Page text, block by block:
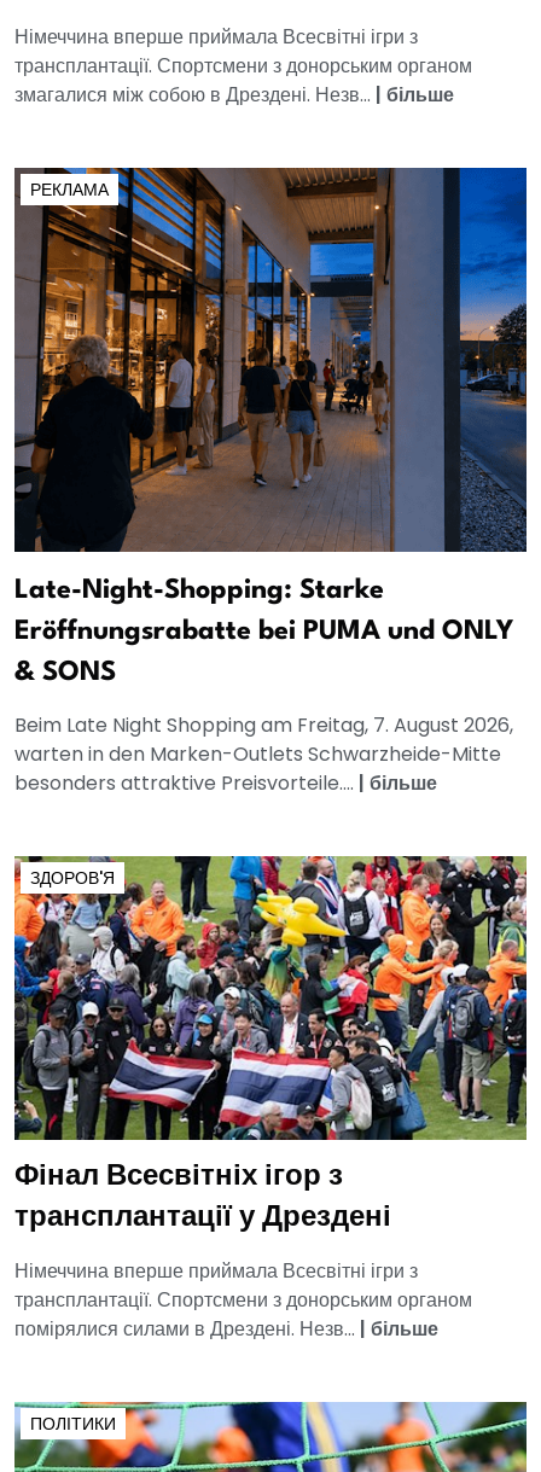
Німеччина вперше приймала Всесвітні ігри з
трансплантації. Спортсмени з донорським органом
змагалися між собою в Дрездені. Незв... | більше
РЕКЛАМА
Late-Night-Shopping: Starke
Eröffnungsrabatte bei PUMA und ONLY
& SONS
Beim Late Night Shopping am Freitag, 7. August 2026,
warten in den Marken-Outlets Schwarzheide-Mitte
besonders attraktive Preisvorteile.... | більше
ЗДОРОВ'Я
Фінал Всесвітніх ігор з
трансплантації у Дрездені
Німеччина вперше приймала Всесвітні ігри з
трансплантації. Спортсмени з донорським органом
помірялися силами в Дрездені. Незв... | більше
ПОЛІТИКИ